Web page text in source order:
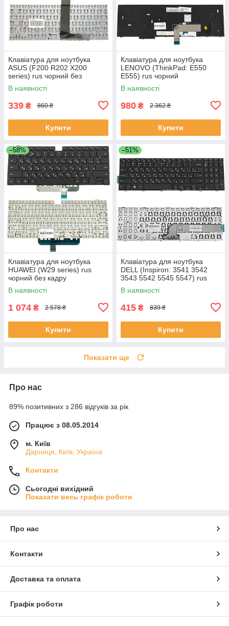
Клавіатура для ноутбука
ASUS (F200 R202 X200
series) rus чорний без
фрейма
В наявності
339 ₴ 860 ₴
Купити
Клавіатура для ноутбука
LENOVO (ThinkPad: E550
E555) rus чорний
В наявності
980 ₴ 2 362 ₴
Купити
–58%
Клавіатура для ноутбука
HUAWEI (W29 series) rus
чорний без кадру
В наявності
1 074 ₴ 2 578 ₴
Купити
–51%
Клавіатура для ноутбука
DELL (Inspiron: 3541 3542
3543 5542 5545 5547) rus
чорний
В наявності
415 ₴ 839 ₴
Купити
Показати ще
Про нас
89% позитивних з 286 відгуків за рік
Працює з 08.05.2014
м. Київ
Дарниця, Київ, Україна
Контакти
Сьогодні вихідний
Показати весь графік роботи
Про нас
Контакти
Доставка та оплата
Графік роботи